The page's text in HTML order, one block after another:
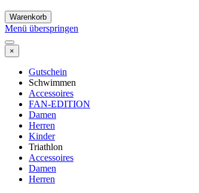
Warenkorb
Menü überspringen
×
Gutschein
Schwimmen
Accessoires
FAN-EDITION
Damen
Herren
Kinder
Triathlon
Accessoires
Damen
Herren